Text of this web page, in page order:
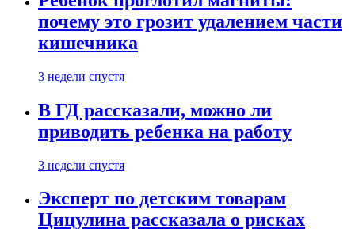
почему это грозит удалением части
кишечника
3 недели спустя
В ГД рассказали, можно ли
приводить ребенка на работу
3 недели спустя
Эксперт по детским товарам
Цицулина рассказала о рисках